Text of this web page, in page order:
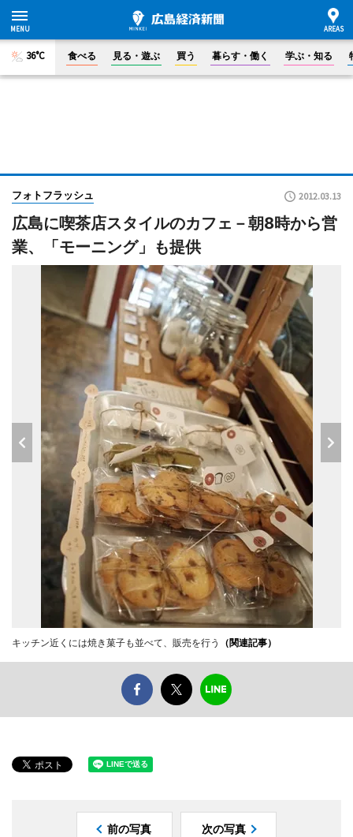
36°C 食べる 見る・遊ぶ 買う 暮らす・働く 学ぶ・知る
フォトフラッシュ 2012.03.13
広島に喫茶店スタイルのカフェ－朝8時から営
業、「モーニング」も提供
キッチン近くには焼き菓子も並べて、販売を行う （関連記事）
前の写真 次の写真